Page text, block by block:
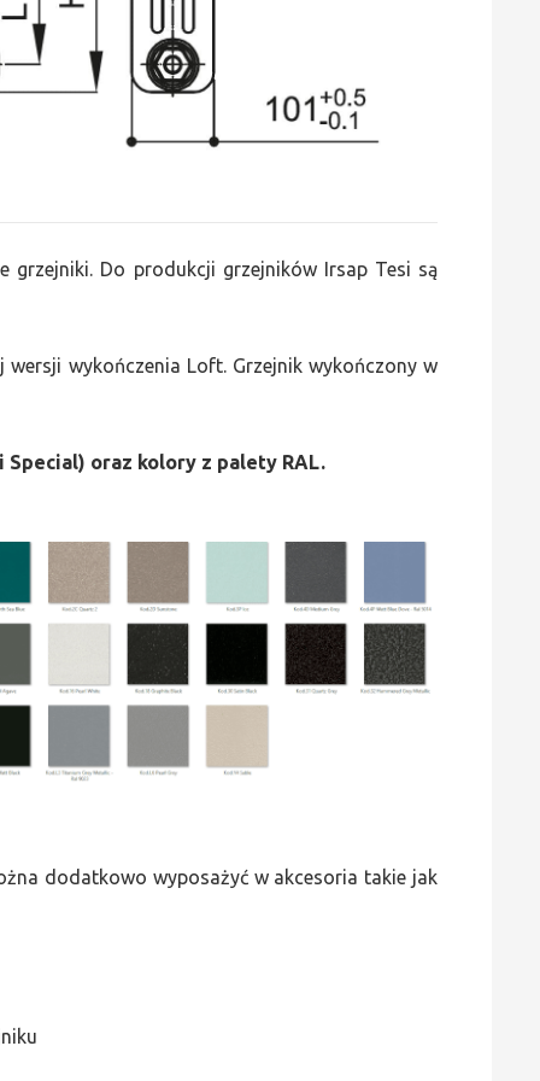
grzejniki. Do produkcji grzejników Irsap Tesi są
wykończenia Loft. Grzejnik wykończony w
oraz kolory z palety RAL.
dodatkowo wyposażyć w akcesoria takie jak